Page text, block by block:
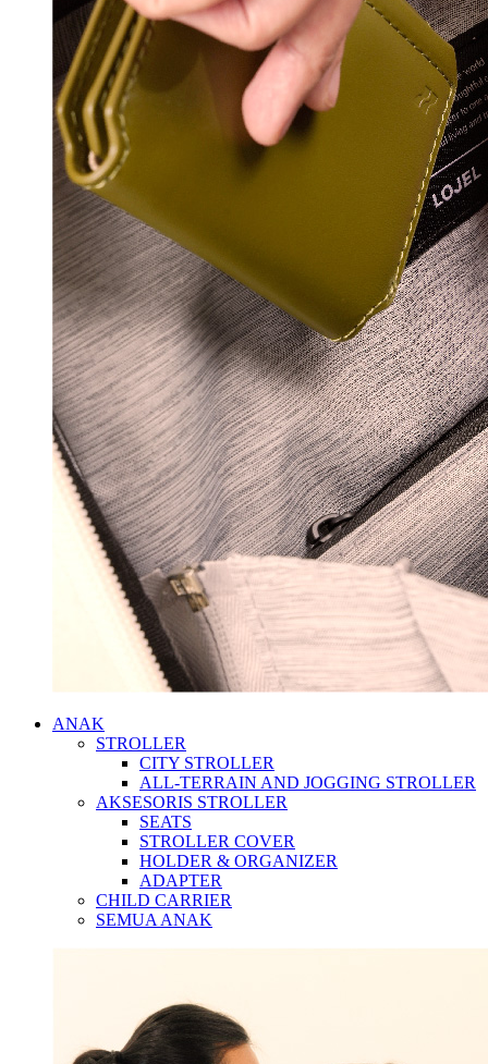
ANAK
STROLLER
CITY STROLLER
ALL-TERRAIN AND JOGGING STROLLER
AKSESORIS STROLLER
SEATS
STROLLER COVER
HOLDER & ORGANIZER
ADAPTER
CHILD CARRIER
SEMUA ANAK